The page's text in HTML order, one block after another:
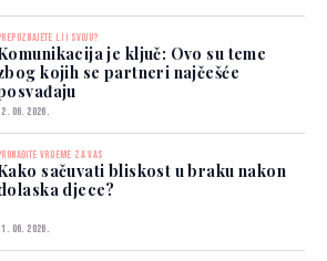
LI I SVOJU?
je ključ: Ovo su teme
kojih se partneri najčešće
06. 2026.
VRIJEME ZA VAS
sačuvati bliskost u braku nakon
djece?
06. 2026.